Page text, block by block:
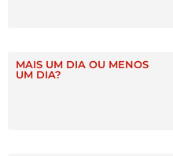
MAIS UM DIA OU MENOS
UM DIA?